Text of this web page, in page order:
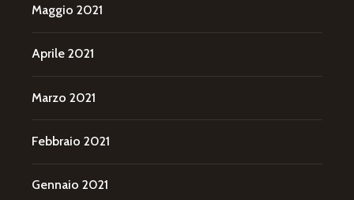
Maggio 2021
Aprile 2021
Marzo 2021
Febbraio 2021
Gennaio 2021